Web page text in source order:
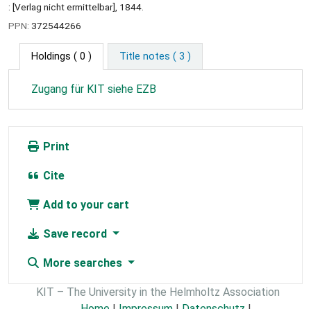
: [Verlag nicht ermittelbar], 1844.
PPN: 372544266
Holdings ( 0 ) Title notes ( 3 )
Zugang für KIT siehe EZB
Print
Cite
Add to your cart
Save record
More searches
KIT – The University in the Helmholtz Association